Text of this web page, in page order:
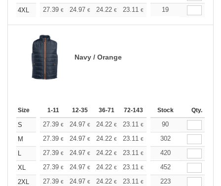
4XL
27.39 € 24.97 € 24.22 € 23.11 € 21.80€
19
Navy / Orange
Size 1-11 12-35 36-71 72-143 144-287 288 +
Stock Qty.
S 27.39 € 24.97 € 24.22 € 23.11 € 21.80€
90
M
27.39 € 24.97 € 24.22 € 23.11 € 21.80€
302
L
27.39 € 24.97 € 24.22 € 23.11 € 21.80€
420
XL
27.39 € 24.97 € 24.22 € 23.11 € 21.80€
452
2XL
27.39 € 24.97 € 24.22 € 23.11 € 21.80€
223